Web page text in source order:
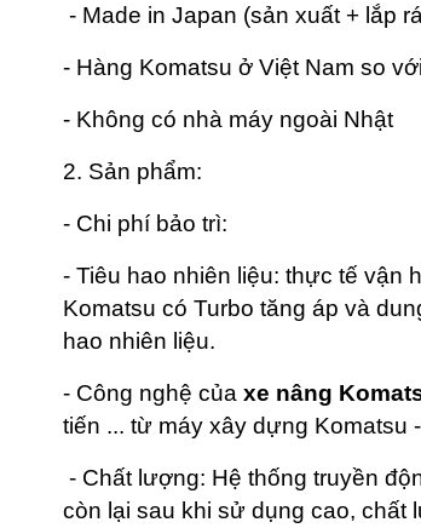
- Made in Japan (sản xuất + lắp
- Hàng Komatsu ở Việt Nam so
- Không có nhà máy ngoài Nhật
2. Sản phẩm:
- Chi phí bảo trì:
- Tiêu hao nhiên liệu: thực tế vận
Komatsu có Turbo tăng áp và
hao nhiên liệu.
- Công nghệ của xe nâng
tiến ... từ máy xây dựng Komatsu
- Chất lượng: Hệ thống truyền
còn lại sau khi sử dụng cao, chất